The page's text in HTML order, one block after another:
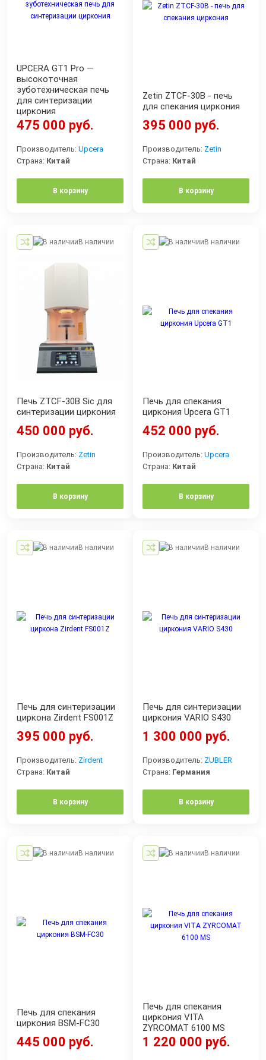
UPCERA GT1 Pro —
высокоточная
зуботехническая печь
для синтеризации
циркония
475 000 руб.
Производитель: Upcera
Страна: Китай
В корзину
Zetin ZTCF-30B - печь
для спекания циркония
395 000 руб.
Производитель: Zetin
Страна: Китай
В корзину
В наличии
Печь ZTCF-30B Sic для
синтеризации циркония
450 000 руб.
Производитель: Zetin
Страна: Китай
В корзину
В наличии
Печь для спекания
циркония Upcera GT1
452 000 руб.
Производитель: Upcera
Страна: Китай
В корзину
В наличии
Печь для синтеризации
циркона Zirdent FS001Z
395 000 руб.
Производитель: Zirdent
Страна: Китай
В корзину
В наличии
Печь для синтеризации
циркония VARIO S430
1 300 000 руб.
Производитель: ZUBLER
Страна: Германия
В корзину
В наличии
Печь для спекания
циркония BSM-FC30
445 000 руб.
В наличии
Печь для спекания
циркония VITA
ZYRCOMAT 6100 MS
1 220 000 руб.